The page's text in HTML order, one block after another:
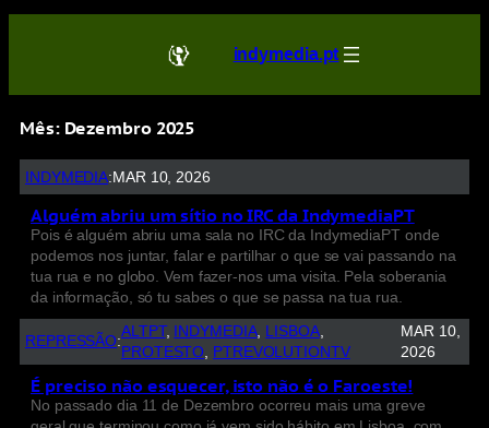
indymedia.pt
Mês: Dezembro 2025
INDYMEDIA:MAR 10, 2026
Alguém abriu um sítio no IRC da IndymediaPT
Pois é alguém abriu uma sala no IRC da IndymediaPT onde
podemos nos juntar, falar e partilhar o que se vai passando na
tua rua e no globo. Vem fazer-nos uma visita. Pela soberania
da informação, só tu sabes o que se passa na tua rua.
REPRESSÃO:
ALTPT, INDYMEDIA, LISBOA
PROTESTO
PTREVOLUTIONTV
MAR 10,
2026
É preciso não esquecer, isto não é o Faroeste!
No passado dia 11 de Dezembro ocorreu mais uma greve